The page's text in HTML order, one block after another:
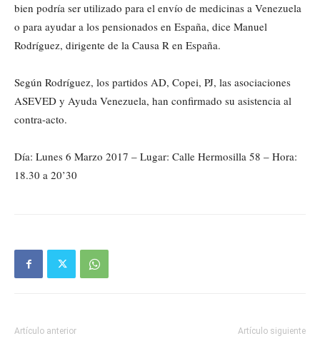
bien podría ser utilizado para el envío de medicinas a Venezuela
o para ayudar a los pensionados en España, dice Manuel
Rodríguez, dirigente de la Causa R en España.
Según Rodríguez, los partidos AD, Copei, PJ, las asociaciones
ASEVED y Ayuda Venezuela, han confirmado su asistencia al
contra-acto.
Día: Lunes 6 Marzo 2017 – Lugar: Calle Hermosilla 58 – Hora:
18.30 a 20’30
Artículo anterior Artículo siguiente